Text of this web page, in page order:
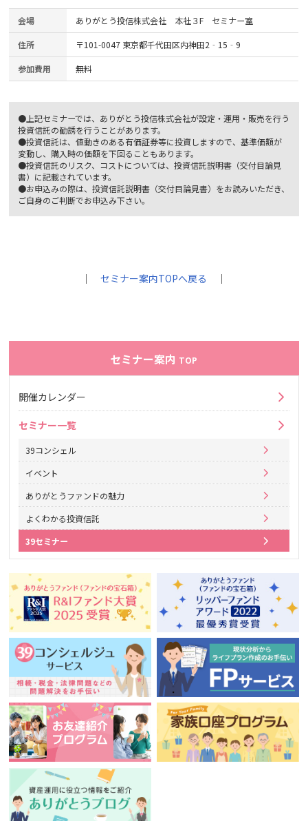
会場 ありがとう投信株式会社 本社３F セミナー室
住所 〒101-0047 東京都千代田区内神田2‐15‐9
参加費用 無料
●上記セミナーでは、ありがとう投信株式会社が設定・運用・販売を行う
投資信託の勧誘を行うことがあります。
●投資信託は、値動きのある有価証券等に投資しますので、基準価額が
変動し、購入時の価額を下回ることもあります。
●投資信託のリスク、コストについては、投資信託説明書（交付目論見
書）に記載されています。
●お申込みの際は、投資信託説明書（交付目論見書）をお読みいただき、
ご自身のご判断でお申込み下さい。
｜セミナー案内TOPへ戻る ｜
セミナー案内 TOP
開催カレンダー
セミナー一覧
39コンシェル
イベント
ありがとうファンドの魅力
よくわかる投資信託
39セミナー